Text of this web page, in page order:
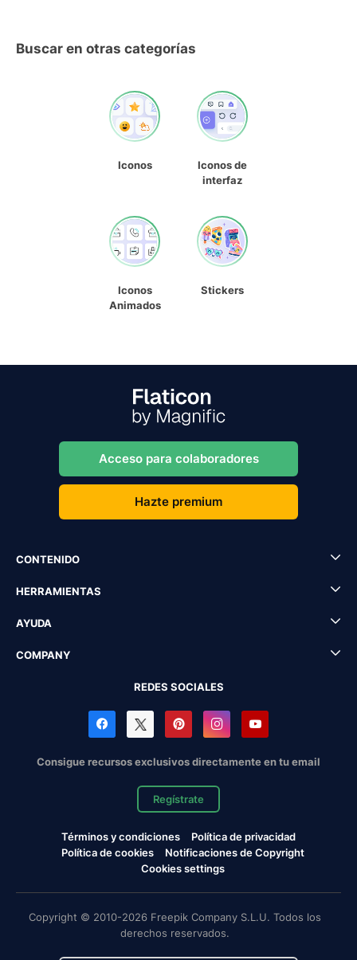
Buscar en otras categorías
Iconos
Iconos de
interfaz
Iconos
Animados
Stickers
Acceso para colaboradores
Hazte premium
CONTENIDO
HERRAMIENTAS
AYUDA
COMPANY
REDES SOCIALES
Consigue recursos exclusivos directamente en tu email
Regístrate
Términos y condiciones
Política de privacidad
Política de cookies
Notificaciones de Copyright
Cookies settings
Copyright © 2010-2026 Freepik Company S.L.U. Todos los
derechos reservados.